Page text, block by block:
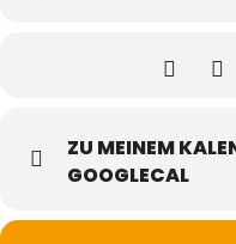
ZU MEINEM
GOOGLECAL